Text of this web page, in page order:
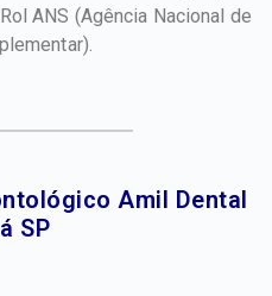
ANS (Agência Nacional de
Amil Dental
SP​